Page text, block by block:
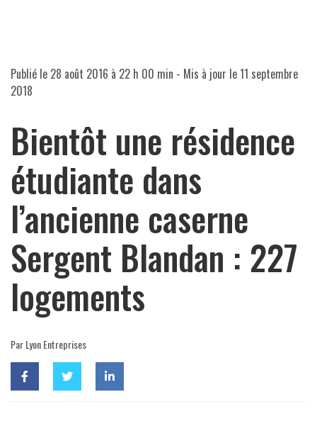
Publié le 28 août 2016 à 22 h 00 min - Mis à jour le11 septembre
2018
Bientôt une résidence
étudiante dans
l’ancienne caserne
Sergent Blandan : 227
logements
Par Lyon Entreprises